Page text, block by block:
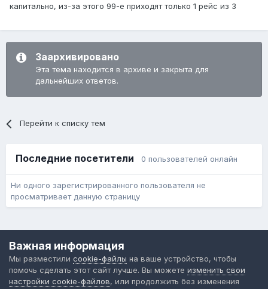
капитально, из-за этого 99-е приходят только 1 рейс из 3
Заархивировано
Эта тема находится в архиве и закрыта для
дальнейших ответов.
Перейти к списку тем
Последние посетители 0 пользователей онлайн
Ни одного зарегистрированного пользователя не
просматривает данную страницу
Форум общественного транспорта
Powered by Invision Community
Важная информация
Мы разместили cookie-файлы на ваше устройство, чтобы
помочь сделать этот сайт лучше. Вы можете изменить свои
настройки cookie-файлов, или продолжить без изменения